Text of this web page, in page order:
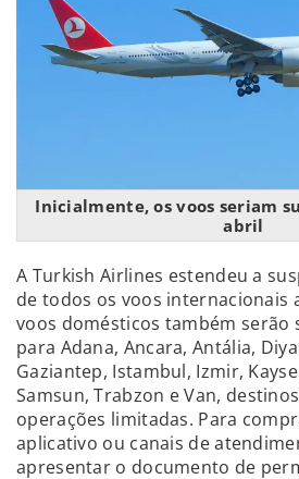
Inicialmente, os voos seriam
abril
A Turkish Airlines estendeu a
de todos os voos internacionais
voos domésticos também serão
para Adana, Ancara, Antália,
Gaziantep, Istambul, Izmir,
Samsun, Trabzon e Van,
operações limitadas. Para
aplicativo ou canais de
apresentar o documento de